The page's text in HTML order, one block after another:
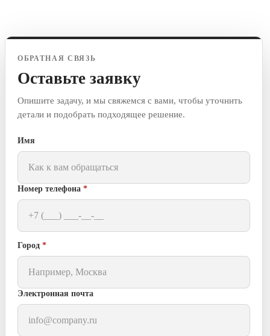
ОБРАТНАЯ СВЯЗЬ
Оставьте заявку
Опишите задачу, и мы свяжемся с вами, чтобы уточнить
детали и подобрать подходящее решение.
Имя
Номер телефона *
Город *
Электронная почта